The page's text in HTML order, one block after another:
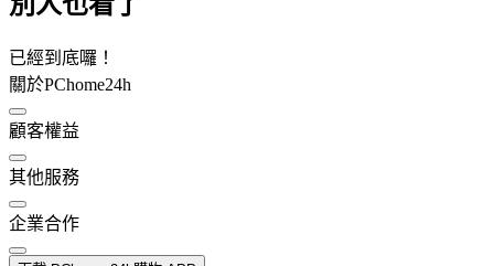
已經到底囉！
關於PChome24h
顧客權益
其他服務
企業合作